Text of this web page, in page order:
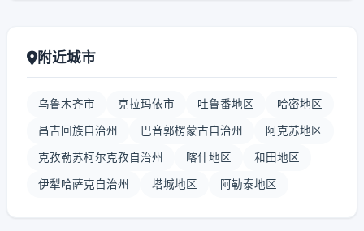
附近城市
乌鲁木齐市 克拉玛依市 吐鲁番地区 哈密地区
昌吉回族自治州 巴音郭楞蒙古自治州 阿克苏地区
克孜勒苏柯尔克孜自治州 喀什地区 和田地区
伊犁哈萨克自治州 塔城地区 阿勒泰地区